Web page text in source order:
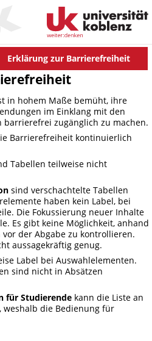
Erklärung zur Barrierefreiheit
in hohem Maße bemüht, ihre
im Einklang mit den
zugänglich zu machen.
Barrierefreiheit kontinuierlich
Tabellen teilweise nicht
sind verschachtelte Tabellen
haben kein Label, bei
Die Fokussierung neuer Inhalte
Es gibt keine Möglichkeit, anhand
der Abgabe zu kontrollieren.
aussagekräftig genug.
Label bei Auswahlelementen.
sind nicht in Absätzen
für Studierende kann die Liste an
weshalb die Bedienung für